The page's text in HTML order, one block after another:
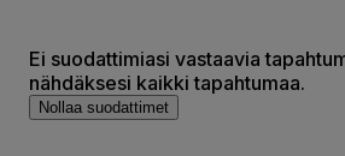
Ei suodattimiasi vastaavia
nähdäksesi kaikki tapahtumaa.
Nollaa suodattimet